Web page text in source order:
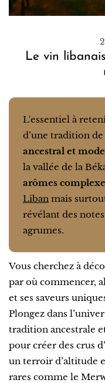
Le vin
L'essentiel à
d’une tradition
ancestral et
la vallée de la
arômes
Liban mais
révélant des
agrumes.
Vous cherchez à
par où commencer,
et ses saveurs
Plongez dans
tradition ancestrale
pour créer des crus
un terroir d’altitude
rares comme le